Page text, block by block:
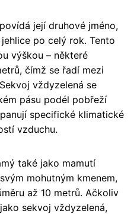
její druhové jméno,
po celý rok. Tento
výškou – některé
čímž se řadí mezi
vždyzelená se
pásu podél pobřeží
specifické klimatické
vzduchu.
také jako mamutí
mohutným kmenem,
až 10 metrů. Ačkoliv
sekvoj vždyzelená,